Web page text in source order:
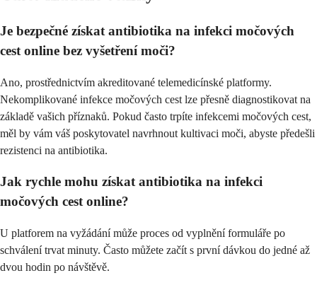
Je bezpečné získat antibiotika na infekci močových
cest online bez vyšetření moči?
Ano, prostřednictvím akreditované telemedicínské platformy.
Nekomplikované infekce močových cest lze přesně diagnostikovat na
základě vašich příznaků. Pokud často trpíte infekcemi močových cest,
měl by vám váš poskytovatel navrhnout kultivaci moči, abyste předešli
rezistenci na antibiotika.
Jak rychle mohu získat antibiotika na infekci
močových cest online?
U platforem na vyžádání může proces od vyplnění formuláře po
schválení trvat minuty. Často můžete začít s první dávkou do jedné až
dvou hodin po návštěvě.